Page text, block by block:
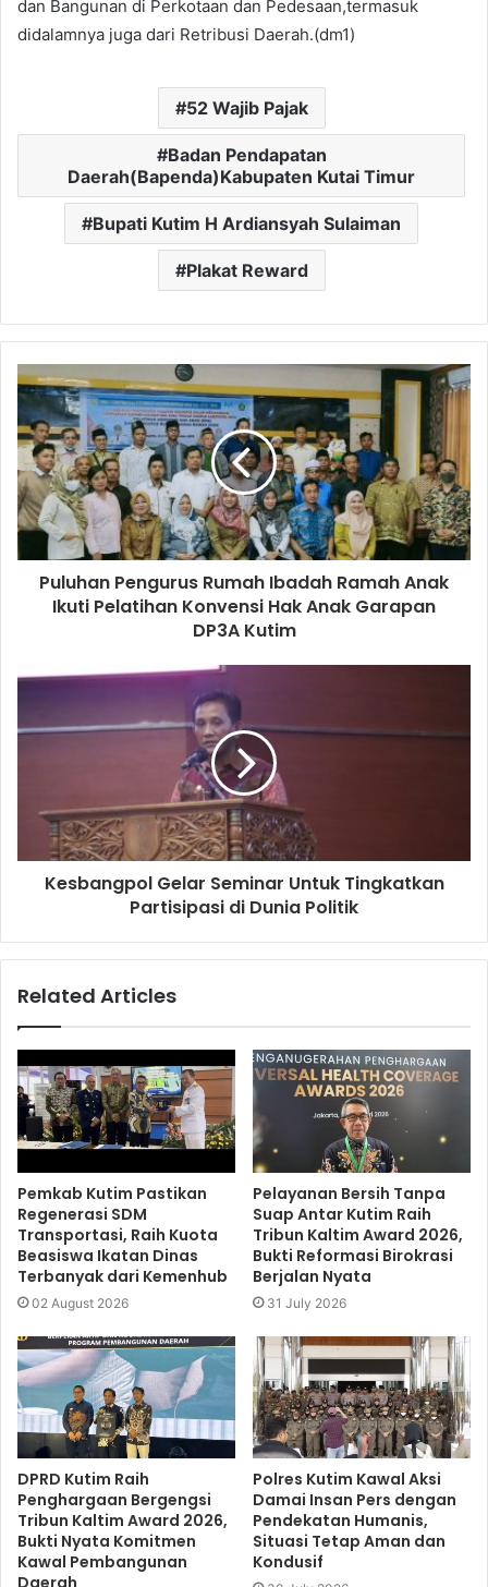
dan Bangunan di Perkotaan dan Pedesaan,termasuk
didalamnya juga dari Retribusi Daerah.(dm1)
52 Wajib Pajak
Badan Pendapatan
Daerah(Bapenda)Kabupaten Kutai Timur
Bupati Kutim H Ardiansyah Sulaiman
Plakat Reward
Puluhan Pengurus Rumah Ibadah Ramah Anak
Ikuti Pelatihan Konvensi Hak Anak Garapan
DP3A Kutim
Kesbangpol Gelar Seminar Untuk Tingkatkan
Partisipasi di Dunia Politik
Related Articles
Pemkab Kutim Pastikan
Regenerasi SDM
Transportasi, Raih Kuota
Beasiswa Ikatan Dinas
Terbanyak dari Kemenhub
02 August 2026
Pelayanan Bersih Tanpa
Suap Antar Kutim Raih
Tribun Kaltim Award 2026,
Bukti Reformasi Birokrasi
Berjalan Nyata
31 July 2026
DPRD Kutim Raih
Penghargaan Bergengsi
Tribun Kaltim Award 2026,
Bukti Nyata Komitmen
Kawal Pembangunan
Polres Kutim Kawal Aksi
Damai Insan Pers dengan
Pendekatan Humanis,
Situasi Tetap Aman dan
Kondusif